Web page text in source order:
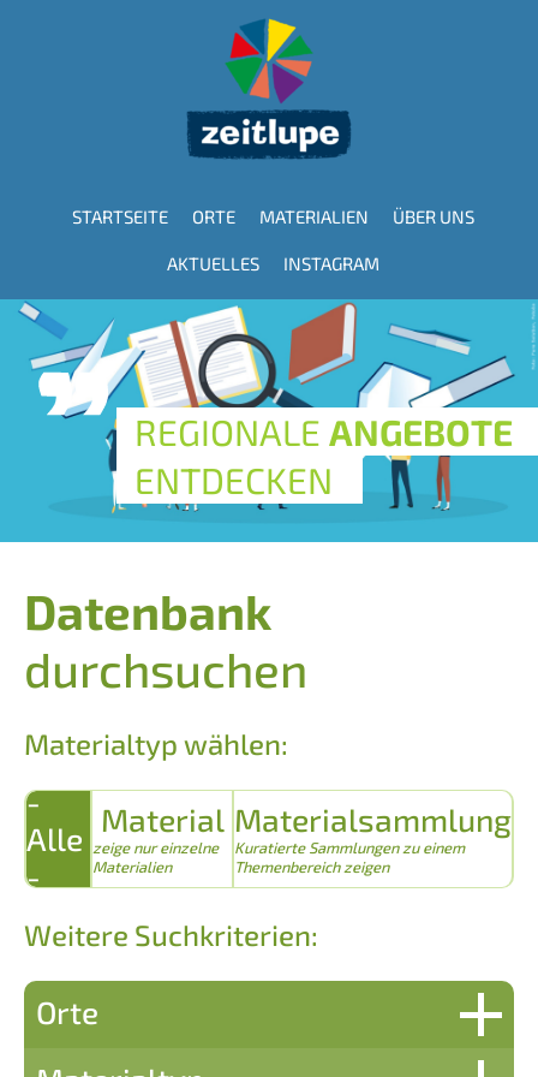
Hauptnavigation
STARTSEITE ORTE MATERIALIEN ÜBER UNS
AKTUELLES INSTAGRAM
REGIONALE ANGEBOTE
ENTDECKEN
Datenbank
durchsuchen
Materialtyp wählen:
-
Alle
-
Material
zeige nur einzelne
Materialien
Materialsammlung
Kuratierte Sammlungen zu einem
Themenbereich zeigen
Weitere Suchkriterien:
Orte